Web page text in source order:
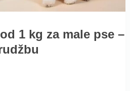
1 kg za male pse –